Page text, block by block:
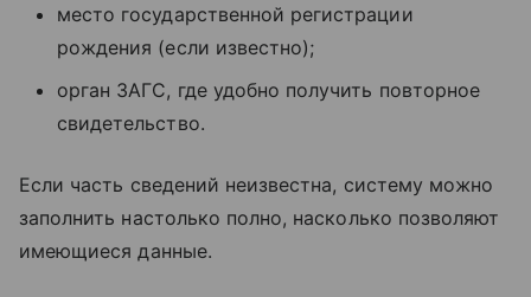
место государственной регистрации
рождения (если известно);
орган ЗАГС, где удобно получить повторное
свидетельство.
Если часть сведений неизвестна, систему можно
заполнить настолько полно, насколько позволяют
имеющиеся данные.